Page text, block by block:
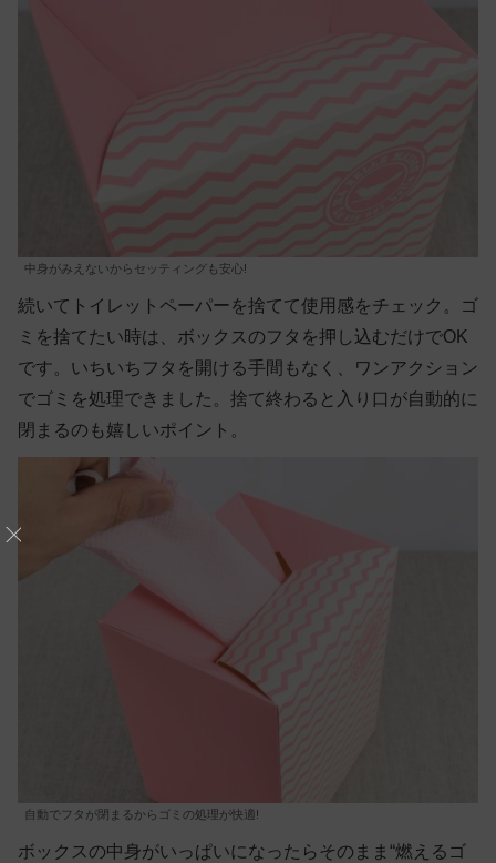
中身がみえないからセッティングも安心!
続いてトイレットペーパーを捨てて使用感をチェック。ゴ
ミを捨てたい時は、ボックスのフタを押し込むだけでOK
です。いちいちフタを開ける手間もなく、ワンアクション
でゴミを処理できました。捨て終わると入り口が自動的に
閉まるのも嬉しいポイント。
自動でフタが閉まるからゴミの処理が快適!
ボックスの中身がいっぱいになったらそのまま“燃えるゴ